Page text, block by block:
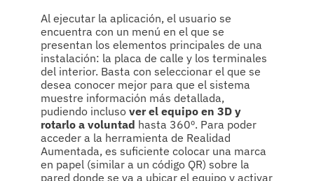
Al ejecutar la aplicación, el usuario se
encuentra con un menú en el que se
presentan los elementos principales de una
instalación: la placa de calle y los terminales
del interior. Basta con seleccionar el que se
desea conocer mejor para que el sistema
muestre información más detallada,
pudiendo incluso ver el equipo en 3D y
rotarlo a voluntad hasta 360º. Para poder
acceder a la herramienta de Realidad
Aumentada, es suficiente colocar una marca
en papel (similar a un código QR) sobre la
pared donde se va a ubicar el equipo y activar